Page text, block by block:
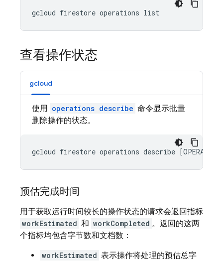
gcloud firestore operations list
查看操作状态
gcloud
使用 operations describe 命令显示批量
删除操作的状态。
gcloud firestore operations describe
预估完成时间
用于获取运行时间较长的操作状态的请求会返回指标
workEstimated 和 workCompleted 。返回的这两
个指标均包含字节数和文档数：
workEstimated 表示操作将处理的预估总字